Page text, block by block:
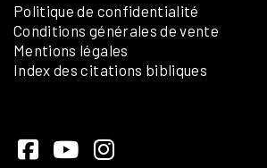
Politique de confidentialité
Conditions générales de vente
Mentions légales
Index des citations bibliques